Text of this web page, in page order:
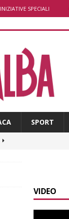
INIZIATIVE SPECIALI
SPORT
il
VIDEO